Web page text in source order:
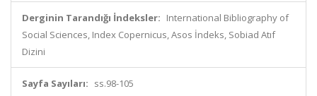
Derginin Tarandığı İndeksler: International Bibliography of
Social Sciences, Index Copernicus, Asos İndeks, Sobiad Atıf
Dizini
Sayfa Sayıları: ss.98-105